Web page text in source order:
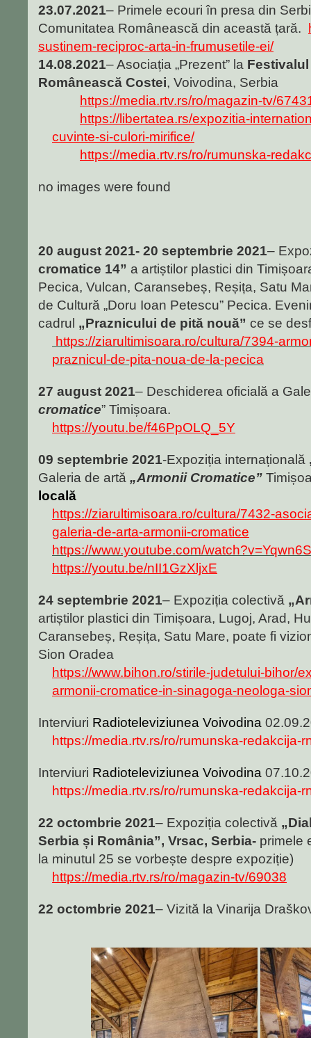
23.07.2021– Primele ecouri în presa din
Comunitatea Românească din această țară.
sustinem-reciproc-arta-in-frumusetile-ei/
14.08.2021– Asociația „Prezent” la
Românească Costei, Voivodina, Serbia
https://media.rtv.rs/ro/magazin-tv/
https://libertatea.rs/expozitia-
cuvinte-si-culori-mirifice/
https://media.rtv.rs/ro/rumunska-
no images were found
20 august 2021- 20 septembrie 2021–
cromatice 14” a artiștilor plastici din
Pecica, Vulcan, Caransebeș, Reșița, Satu
de Cultură „Doru Ioan Petescu” Pecica.
cadrul „Praznicului de pită nouă” ce se
https://ziarultimisoara.ro/cultura/7394-
praznicul-de-pita-noua-de-la-pecica
27 august 2021– Deschiderea oficială a
cromatice” Timișoara.
https://youtu.be/f46PpOLQ_5Y
09 septembrie 2021-Expoziția internațională
Galeria de artă „Armonii Cromatice”
locală
https://ziarultimisoara.ro/cultura/7432-
galeria-de-arta-armonii-cromatice
https://www.youtube.com/
https://youtu.be/nII1GzXljxE
24 septembrie 2021– Expoziția colectivă
artiștilor plastici din Timișoara, Lugoj, Arad,
Caransebeș, Reșița, Satu Mare, poate fi
Sion Oradea
https://www.bihon.ro/stirile-judetului-bihor/
armonii-cromatice-in-sinagoga-neologa-
Interviuri Radioteleviziunea Voivodina
https://media.rtv.rs/ro/rumunska-redakcija-
Interviuri Radioteleviziunea Voivodina
https://media.rtv.rs/ro/rumunska-redakcija-
22 octombrie 2021– Expoziția colectivă
Serbia și România”, Vrsac, Serbia- primele
la minutul 25 se vorbește despre expoziție)
https://media.rtv.rs/ro/magazin-tv/69038
22 octombrie 2021– Vizită la Vinarija